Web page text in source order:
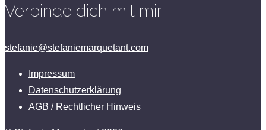
Verbinde dich mit mir!
stefanie@stefaniemarquetant.com
Impressum
Datenschutzerklärung
AGB / Rechtlicher Hinweis